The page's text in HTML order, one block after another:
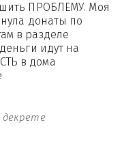
ПРОБЛЕМУ. Моя
донаты по
в разделе
идут на
в дома